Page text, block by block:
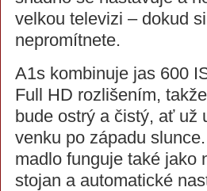
velkou televizi – dokud
nepromítnete.
A1s kombinuje jas 600
Full HD rozlišením,
bude ostrý a čistý, ať už
venku po západu
madlo funguje také jako
stojan a automatické